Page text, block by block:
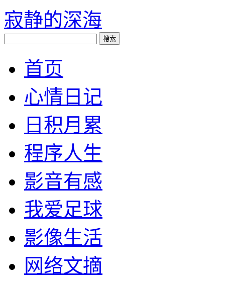
寂静的深海
首页
心情日记
日积月累
程序人生
影音有感
我爱足球
影像生活
网络文摘